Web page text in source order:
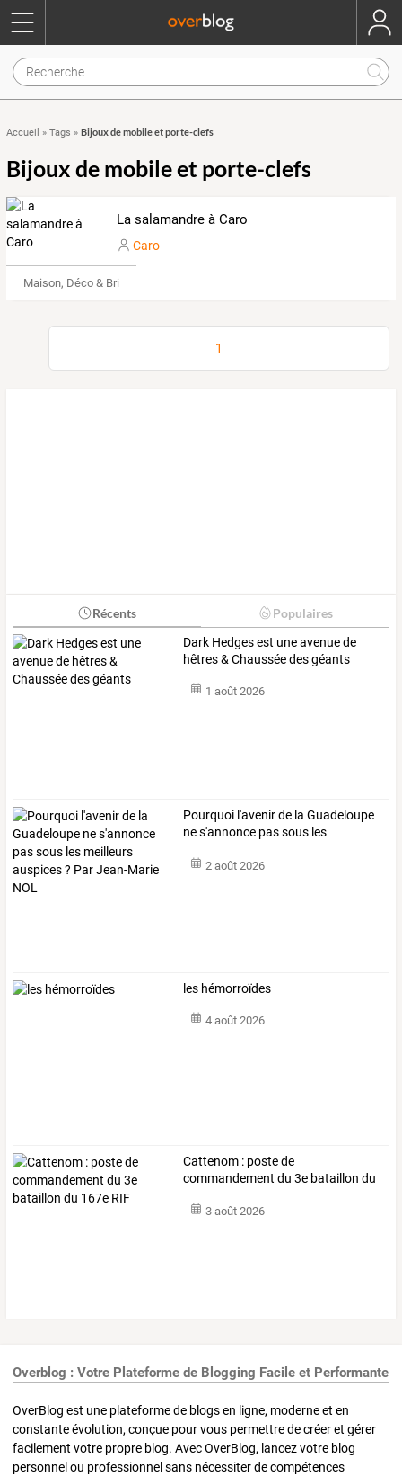
Accueil » Tags » Bijoux de mobile et porte-clefs
Bijoux de mobile et porte-clefs
La salamandre à Caro
Caro
Maison, Déco & Bricolage
1
Récents Populaires
Dark Hedges est une avenue de
hêtres & Chaussée des géants
1 août 2026
Pourquoi l'avenirde la Guadeloupe
nes'annonce passous les
2 août 2026
les hémorroïdes
4 août 2026
Cattenom : poste de
commandement du 3e bataillon du
3 août 2026
Overblog : Votre Plateforme de Blogging Facile et Performante
OverBlog est une plateforme de blogs en ligne, moderne et en
constante évolution, conçue pour vous permettre de créer et gérer
facilement votre propre blog. Avec OverBlog, lancez votre blog
personnel ou professionnel sans nécessiter de compétences